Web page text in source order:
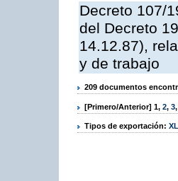
Decreto 107/
del Decreto
14.12.87),
y de trabajo
209 documentos
[Primero/Anterior] 1, 2, 3,
Tipos de exportación: